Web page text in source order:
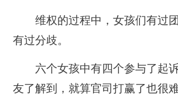
维权的过程中，女孩们有过
有过分歧。
六个女孩中有四个参与了起
友了解到，就算官司打赢了也很